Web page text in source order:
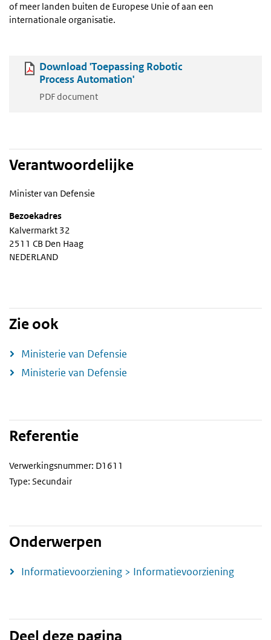
of meer landen buiten de Europese Unie of aan een
internationale organisatie.
Download 'Toepassing Robotic
Process Automation'
PDF document
Verantwoordelijke
Minister van Defensie
Bezoekadres
Kalvermarkt 32
2511 CB Den Haag
NEDERLAND
Zie ook
Ministerie van Defensie
Ministerie van Defensie
Referentie
Verwerkingsnummer: D1611
Type: Secundair
Onderwerpen
Informatievoorziening > Informatievoorziening
Deel deze pagina